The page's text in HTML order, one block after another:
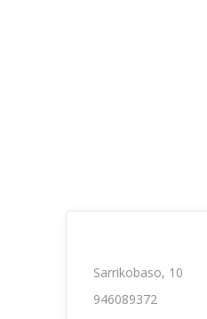
Sarrikobaso, 10
946089372